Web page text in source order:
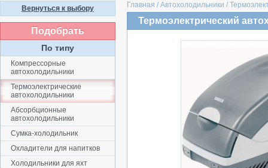
Главная / Автохолодильники /
Термоэлектрический
Вернуться к выбору
Подобрать
По типу
Компрессорные
автохолодильники
Термоэлектрические
автохолодильники
Абсорбционные
автохолодильники
Сумка-холодильник
Охладители для напитков
Холодильники для яхт